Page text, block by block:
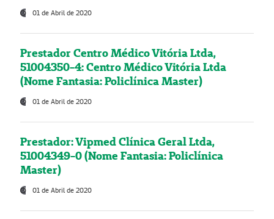
01 de Abril de 2020
Prestador Centro Médico Vitória Ltda,
51004350-4: Centro Médico Vitória Ltda
(Nome Fantasia: Policlínica Master)
01 de Abril de 2020
Prestador: Vipmed Clínica Geral Ltda,
51004349-0 (Nome Fantasia: Policlínica
Master)
01 de Abril de 2020